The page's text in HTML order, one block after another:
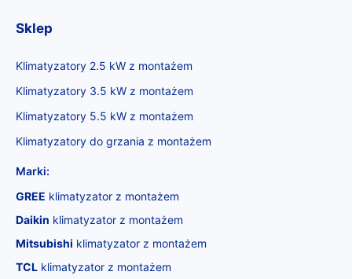
Sklep
Klimatyzatory 2.5 kW z montażem
Klimatyzatory 3.5 kW z montażem
Klimatyzatory 5.5 kW z montażem
Klimatyzatory do grzania z montażem
Marki:
GREE klimatyzator z montażem
Daikin klimatyzator z montażem
Mitsubishi klimatyzator z montażem
TCL klimatyzator z montażem